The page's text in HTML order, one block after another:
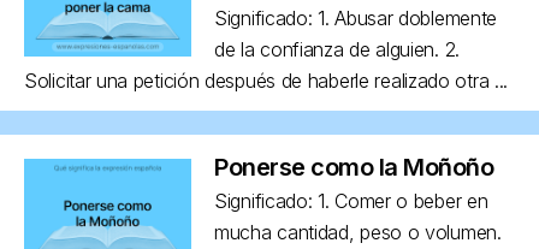
Significado: 1. Abusar doblemente
de la confianza de alguien. 2.
Solicitar una petición después de haberle realizado otra ...
Ponerse como la Moñoño
Significado: 1. Comer o beber en
mucha cantidad, peso o volumen.